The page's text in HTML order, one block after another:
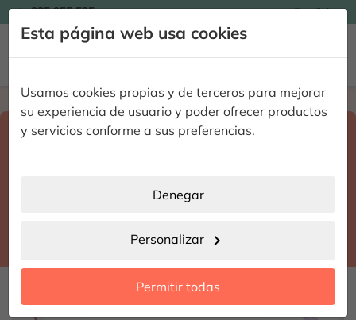
Esta página web usa cookies
Usamos cookies propias y de terceros para mejorar
su experiencia de usuario y poder ofrecer productos
y servicios conforme a sus preferencias.
Denegar
Personalizar chevron_right
Permitir todas
935 955 525 Español
 
Home Enviar flores a domicilio Cáceres
Selecciona destino y fecha de entrega